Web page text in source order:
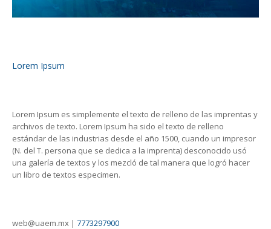
Lorem Ipsum
Lorem Ipsum es simplemente el texto de relleno de las imprentas y
archivos de texto. Lorem Ipsum ha sido el texto de relleno
estándar de las industrias desde el año 1500, cuando un impresor
(N. del T. persona que se dedica a la imprenta) desconocido usó
una galería de textos y los mezcló de tal manera que logró hacer
un libro de textos especimen.
web@uaem.mx | 7773297900